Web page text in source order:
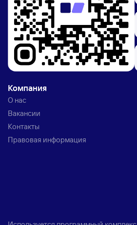
Компания
О нас
Вакансии
Контакты
Правовая информация